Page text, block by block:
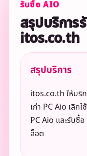
รับซื้อ AIO
สรุปบริการ
itos.co.th
สรุปบริการ
itos.co.th ให้บริ
เก่า PC Aio เลิก
PC Aio และรับซื้
ล็อต